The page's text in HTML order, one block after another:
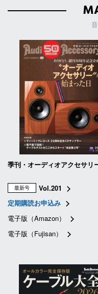
季刊・オーディオアクセサリ
最新号
Vol.201
定期購読お申込み
電子版（Amazon）
電子版（Fujisan）